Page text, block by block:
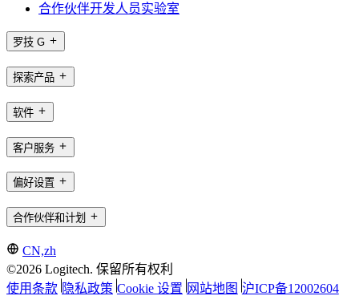
合作伙伴开发人员实验室
罗技 G
探索产品
软件
客户服务
偏好设置
合作伙伴和计划
CN,zh
©2026 Logitech. 保留所有权利
使用条款 隐私政策 Cookie 设置 网站地图 沪ICP备12002604